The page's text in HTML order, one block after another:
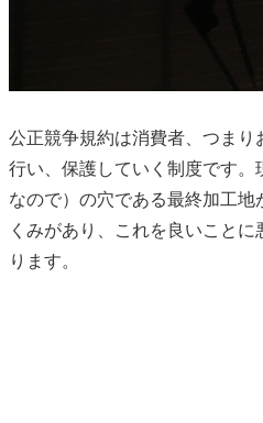
公正競争規約は消費者、つま
行い、保護していく制度です
なので）の穴である最終加工
くみがあり、これを良いこと
ります。